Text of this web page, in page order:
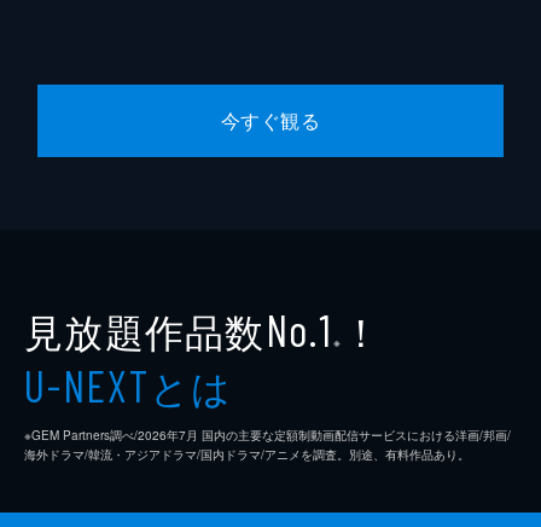
今すぐ観る
見放題作品数No.1 ※ ！
U-NEXTとは
※GEM Partners調べ/2026年7⽉ 国内の主要な定額制動画配信サービスにおける洋画/邦画/
海外ドラマ/韓流・アジアドラマ/国内ドラマ/アニメを調査。別途、有料作品あり。